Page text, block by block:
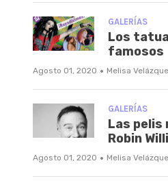
GALERÍAS
Los
famosos
Agosto 01, 2020 · Melisa
GALERÍAS
Las pelis
Robin
Agosto 01, 2020 · Melisa